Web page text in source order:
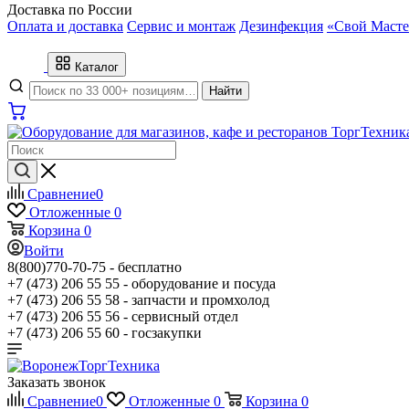
Доставка по России
Оплата и доставка Сервис и монтаж Дезинфекция «Свой
Каталог
Найти
Сравнение0
Отложенные 0
Корзина 0
Войти
8(800)770-70-75 - бесплатно
+7 (473) 206 55 55 - оборудование и посуда
+7 (473) 206 55 58 - запчасти и промхолод
+7 (473) 206 55 56 - сервисный отдел
+7 (473) 206 55 60 - госзакупки
Заказать звонок
Сравнение0 Отложенные 0 Корзина 0